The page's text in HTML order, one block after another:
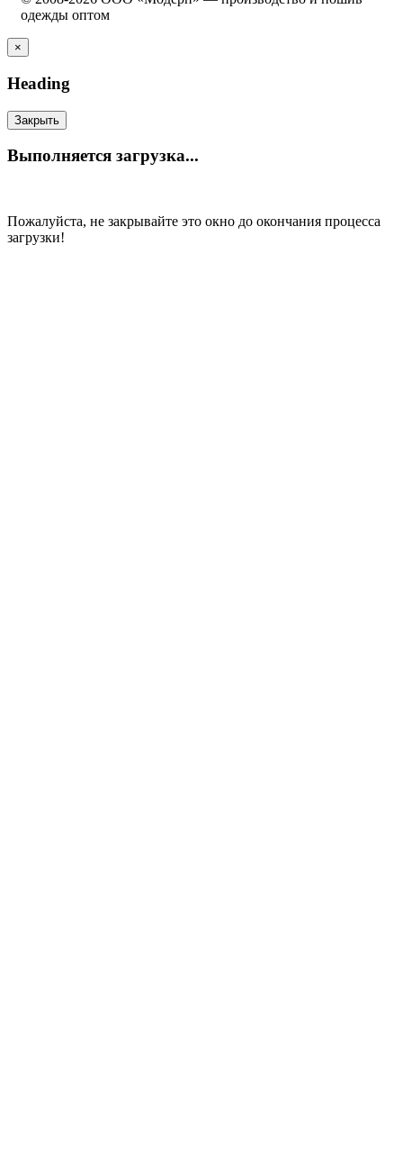
одежды оптом
×
Heading
Закрыть
Выполняется загрузка...
Пожалуйста, не закрывайте это окно до окончания процесса
загрузки!